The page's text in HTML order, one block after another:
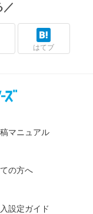
／
はてブ
マニュアル
の方へ
設定ガイド